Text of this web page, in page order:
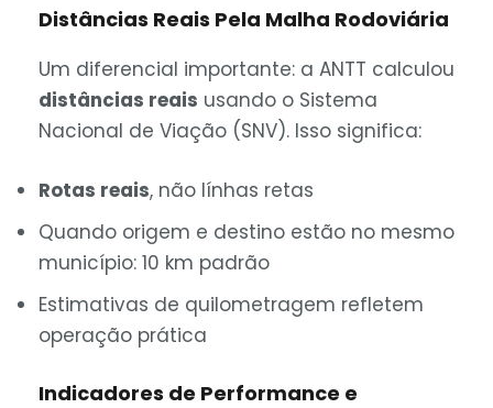
Distâncias Reais Pela Malha Rodoviária
Um diferencial importante: a ANTT calculou
distâncias reais usando o Sistema
Nacional de Viação (SNV). Isso significa:
Rotas reais, não línhas retas
Quando origem e destino estão no mesmo
município: 10 km padrão
Estimativas de quilometragem refletem
operação prática
Indicadores de Performance e